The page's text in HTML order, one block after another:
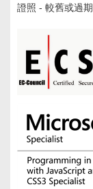
證照 - 較舊或過期